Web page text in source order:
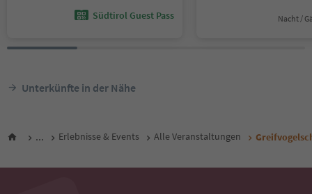
Südtirol Guest Pass Nacht /
Unterkünfte in der Nähe
... Erlebnisse & Events Alle Veranstaltungen